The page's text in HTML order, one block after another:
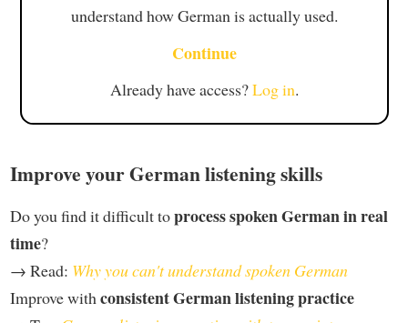
understand how German is actually used.
Continue
Already have access?Log in.
Improve your German listening skills
Do you find it difficult toprocess spoken German in real
time?
→ Read: Why you can't understand spoken German
Improve with consistent German listening practice